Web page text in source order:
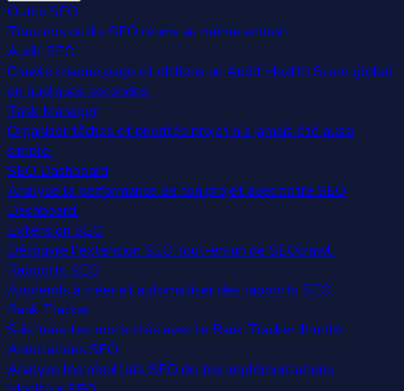
Outils SEO
Tous nos outils SEO réunis au même endroit.
Audit SEO
Crawle chaque page et obtiens un Audit Health Score global
en quelques secondes.
Task Manager
Organiser tâches et priorités projet n'a jamais été aussi
simple.
SEO Dashboard
Analyse la performance de ton projet avec notre SEO
Dashboard.
Extension SEO
Découvre l'extension SEO tout-en-un de SEOcrawl.
Rapports SEO
Apprends à créer et automatiser des rapports SEO.
Rank Tracker
Suis tous tes mots-clés avec le Rank Tracker illimité.
Annotations SEO
Analyse les résultats SEO de tes implémentations.